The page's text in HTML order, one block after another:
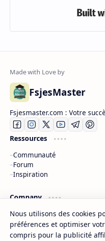
FsjesMaster
Fsjesmaster.com : Votre
Ressources
Communauté
Forum
Inspiration
Company
À propos
Politique de confidentialité
Nous contacter
Nous utilisons des cookies
préférences et optimiser
compris pour la publicité